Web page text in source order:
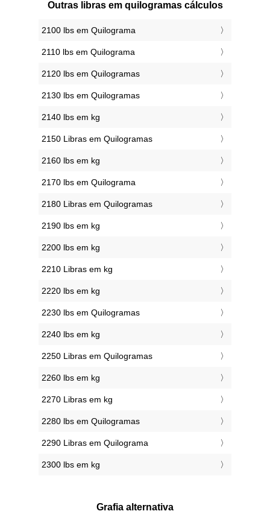
Outras libras em quilogramas cálculos
2100 lbs em Quilograma
2110 lbs em Quilograma
2120 lbs em Quilogramas
2130 lbs em Quilogramas
2140 lbs em kg
2150 Libras em Quilogramas
2160 lbs em kg
2170 lbs em Quilograma
2180 Libras em Quilogramas
2190 lbs em kg
2200 lbs em kg
2210 Libras em kg
2220 lbs em kg
2230 lbs em Quilogramas
2240 lbs em kg
2250 Libras em Quilogramas
2260 lbs em kg
2270 Libras em kg
2280 lbs em Quilogramas
2290 Libras em Quilograma
2300 lbs em kg
Grafia alternativa